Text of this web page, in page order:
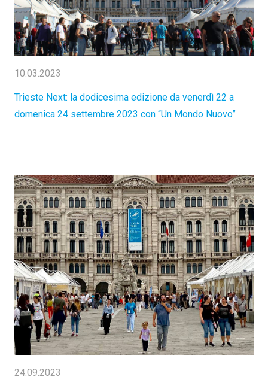
10.03.2023
Trieste Next: la dodicesima edizione da venerdì 22 a
domenica 24 settembre 2023 con “Un Mondo Nuovo”
24.09.2023